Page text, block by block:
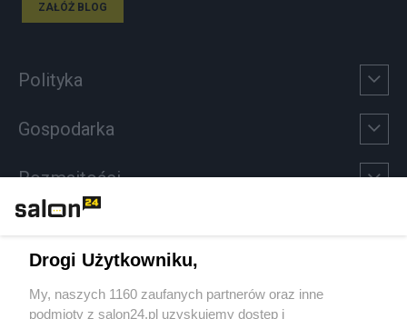
ZAŁÓŻ BLOG
Polityka
Gospodarka
Rozmaitości
Sport
Drogi Użytkowniku,
My, naszych 1160 zaufanych partnerów oraz inne
podmioty z salon24.pl uzyskujemy dostęp i